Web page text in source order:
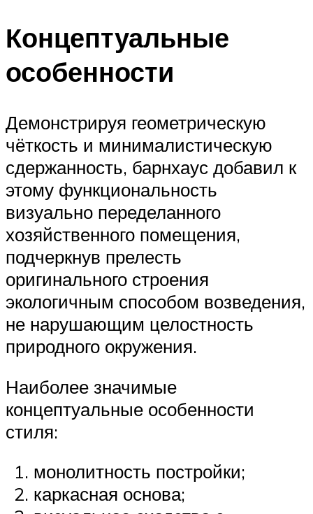
Концептуальные
особенности
Демонстрируя геометрическую
чёткость и минималистическую
сдержанность, барнхаус добавил к
этому функциональность
визуально переделанного
хозяйственного помещения,
подчеркнув прелесть
оригинального строения
экологичным способом возведения,
не нарушающим целостность
природного окружения.
Наиболее значимые
концептуальные особенности
стиля:
монолитность постройки;
каркасная основа;